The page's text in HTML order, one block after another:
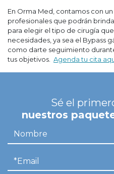
En Orma Med, contamos con
profesionales que podrán
para elegir el tipo de cirugía
necesidades, ya sea el Bypass
como darte seguimiento
tus objetivos. Agenda tu cita
Sé el
nuestros